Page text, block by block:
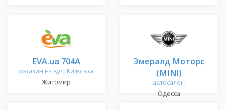
EVA.ua 704A
магазин на вул. Київська
Житомир
Эмералд Моторс
(MINI)
автосалон
Одесса